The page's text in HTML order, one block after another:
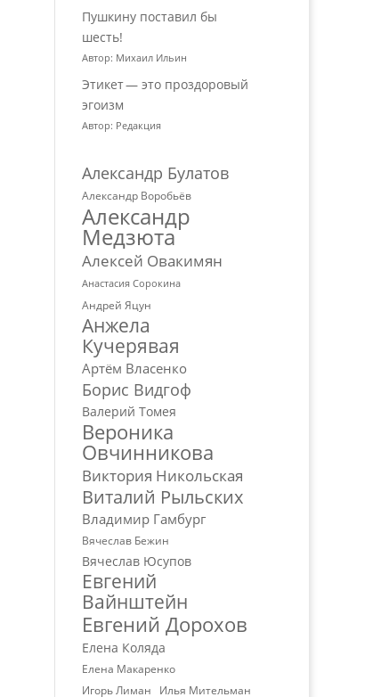
Пушкину поставил бы
шесть!
Автор: Михаил Ильин
Этикет — это проздоровый
эгоизм
Автор: Редакция
Александр Булатов
Александр Воробьёв
Александр
Медзюта
Алексей Овакимян
Анастасия Сорокина
Андрей Яцун
Анжела
Кучерявая
Артём Власенко
Борис Видгоф
Валерий Томея
Вероника
Овчинникова
Виктория Никольская
Виталий Рыльских
Владимир Гамбург
Вячеслав Бежин
Вячеслав Юсупов
Евгений
Вайнштейн
Евгений Дорохов
Елена Коляда
Елена Макаренко
Игорь Лиман
Илья Мительман